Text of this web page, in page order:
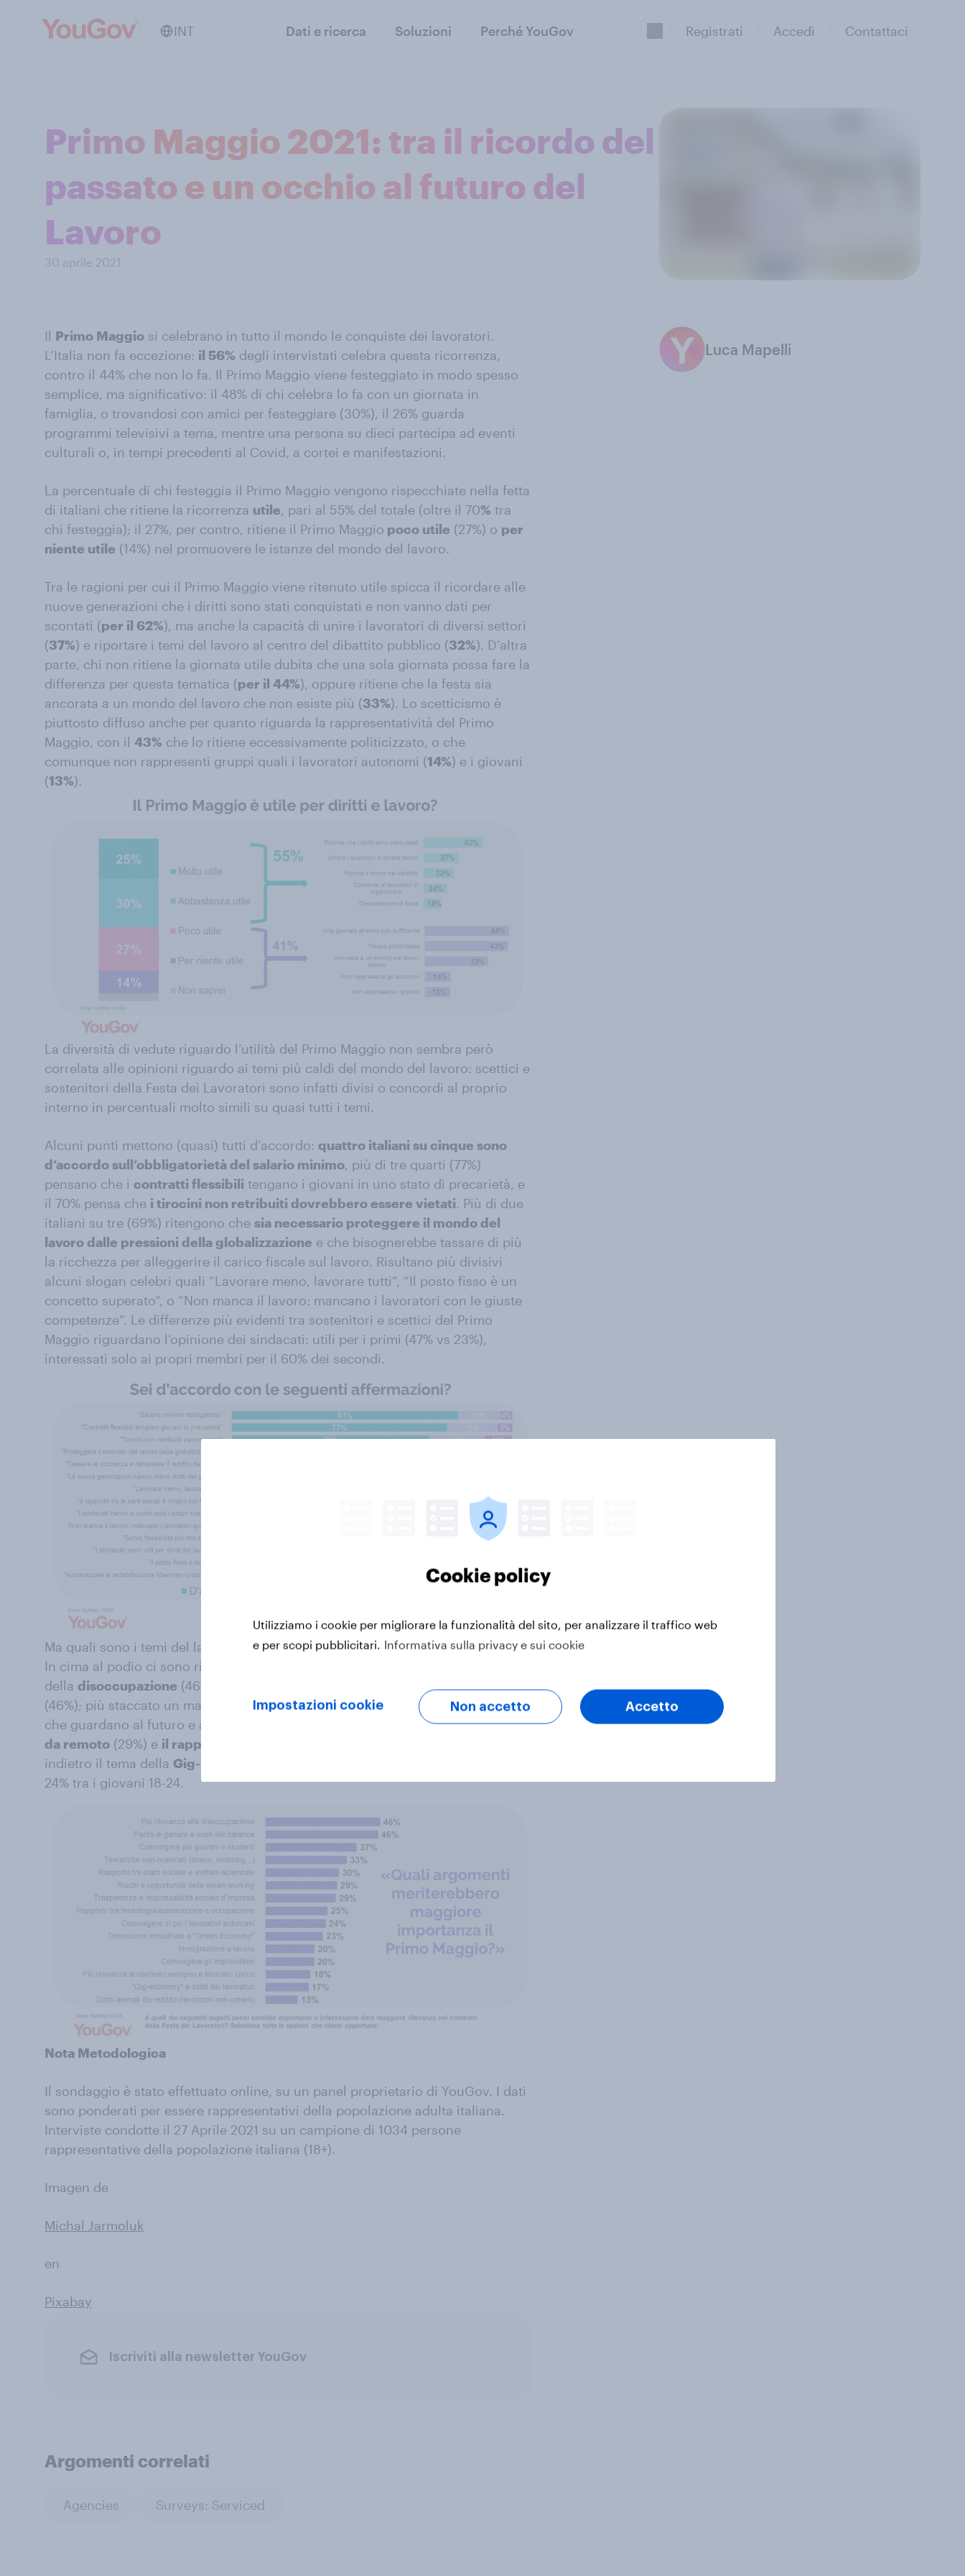
INT Dati e ricerca Soluzioni Perché YouGov Registrati Accedi Contattaci
Primo Maggio 2021: tra il ricordo del
passato e un occhio al futuro del
Lavoro
30 aprile 2021
Il Primo Maggio si celebrano in tutto il mondo le conquiste dei lavoratori.
L’Italia non fa eccezione: il 56% degli intervistati celebra questa ricorrenza,
contro il 44% che non lo fa. Il Primo Maggio viene festeggiato in modo spesso
semplice, ma significativo: il 48% di chi celebra lo fa con un giornata in
famiglia, o trovandosi con amici per festeggiare (30%), il 26% guarda
programmi televisivi a tema, mentre una persona su dieci partecipa ad eventi
culturali o, in tempi precedenti al Covid, a cortei e manifestazioni.
La percentuale di chi festeggia il Primo Maggio vengono rispecchiate nella fetta
di italiani che ritiene la ricorrenza utile, pari al 55% del totale (oltre il 70% tra
chi festeggia); il 27%, per contro, ritiene il Primo Maggio poco utile (27%) o per
niente utile (14%) nel promuovere le istanze del mondo del lavoro.
Tra le ragioni per cui il Primo Maggio viene ritenuto utile spicca il ricordare alle
nuove generazioni che i diritti sono stati conquistati e non vanno dati per
scontati (per il 62%), ma anche la capacità di unire i lavoratori di diversi settori
(37%) e riportare i temi del lavoro al centro del dibattito pubblico (32%). D’altra
parte, chi non ritiene la giornata utile dubita che una sola giornata possa fare la
differenza per questa tematica (per il 44%), oppure ritiene che la festa sia
ancorata a un mondo del lavoro che non esiste più (33%). Lo scetticismo è
piuttosto diffuso anche per quanto riguarda la rappresentatività del Primo
Maggio, con il 43% che lo ritiene eccessivamente politicizzato, o che
comunque non rappresenti gruppi quali i lavoratori autonomi (14%) e i giovani
(13%).
La diversità di vedute riguardo l’utilità del Primo Maggio non sembra però
correlata alle opinioni riguardo ai temi più caldi del mondo del lavoro: scettici e
sostenitori della Festa dei Lavoratori sono infatti divisi o concordi al proprio
interno in percentuali molto simili su quasi tutti i temi.
Alcuni punti mettono (quasi) tutti d’accordo: quattro italiani su cinque sono
d’accordo sull’obbligatorietà del salario minimo, più di tre quarti (77%)
pensano che i contratti flessibili tengano i giovani in uno stato di precarietà, e
il 70% pensa che i tirocini non retribuiti dovrebbero essere vietati. Più di due
italiani su tre (69%) ritengono che sia necessario proteggere il mondo del
lavoro dalle pressioni della globalizzazione e che bisognerebbe tassare di più
la ricchezza per alleggerire il carico fiscale sul lavoro. Risultano più divisivi
alcuni slogan celebri quali “Lavorare meno, lavorare tutti”, “Il posto fisso è un
concetto superato”, o “Non manca il lavoro: mancano i lavoratori con le giuste
competenze”. Le differenze più evidenti tra sostenitori e scettici del Primo
Maggio riguardano l’opinione dei sindacati: utili per i primi (47% vs 23%),
interessati solo ai propri membri per il 60% dei secondi.
Ma quali sono i temi del lavoro a cui gli italiani vorrebbero dare più rilevanza?
In cima al podio ci sono rilevanza maggiore da dare al tema, pur già dibattuto,
della disoccupazione (46%), e
conciliazione lavoro-famiglia
(46%); più staccato un maggiore coinvolgimento di giovani e studenti. Fra i temi
che guardano al futuro e alla tecnologia spiccano
rischi e benefici del lavoro
da remoto (29%) e il rapporto tra tecnologia e occupazione
indietro il tema della Gig-Economy
24% tra i giovani 18-24.
Nota Metodologica
Il sondaggio è stato effettuato online, su un panel proprietario di YouGov. I dati
sono ponderati per essere rappresentativi della popolazione adulta italiana.
Interviste condotte il 27 Aprile 2021 su un campione di 1034 persone
rappresentative della popolazione italiana (18+).
Imagen de
Michal Jarmoluk
en
Pixabay
Iscriviti alla newsletter YouGov
Luca Mapelli
Argomenti correlati
Agencies Surveys: Serviced
Cookie policy
Utilizziamo i cookie per migliorare la funzionalità del sito, per analizzare il traffico web
e per scopi pubblicitari. Informativa sulla privacy e sui cookie
Impostazioni cookie Non accetto Accetto